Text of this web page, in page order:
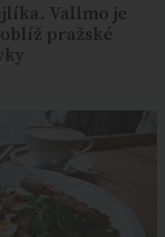
Vallmo je
pražské